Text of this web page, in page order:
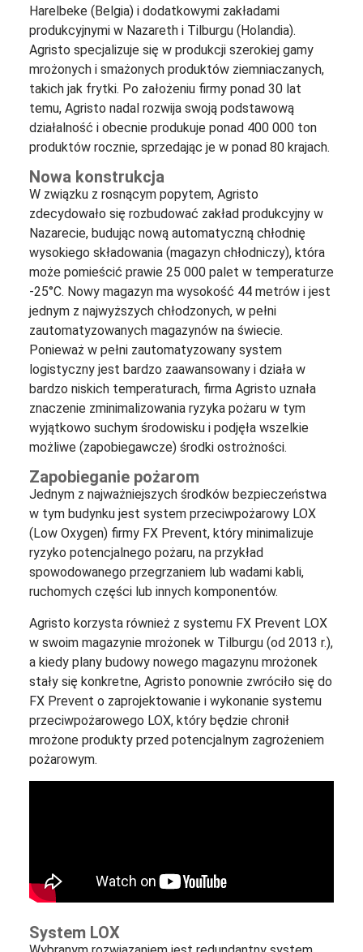
Harelbeke (Belgia) i dodatkowymi zakładami
produkcyjnymi w Nazareth i Tilburgu (Holandia).
Agristo specjalizuje się w produkcji szerokiej gamy
mrożonych i smażonych produktów ziemniaczanych,
takich jak frytki. Po założeniu firmy ponad 30 lat
temu, Agristo nadal rozwija swoją podstawową
działalność i obecnie produkuje ponad 400 000 ton
produktów rocznie, sprzedając je w ponad 80 krajach.
Nowa konstrukcja
W związku z rosnącym popytem, Agristo
zdecydowało się rozbudować zakład produkcyjny w
Nazarecie, budując nową automatyczną chłodnię
wysokiego składowania (magazyn chłodniczy), która
może pomieścić prawie 25 000 palet w temperaturze
-25°C. Nowy magazyn ma wysokość 44 metrów i jest
jednym z najwyższych chłodzonych, w pełni
zautomatyzowanych magazynów na świecie.
Ponieważ w pełni zautomatyzowany system
logistyczny jest bardzo zaawansowany i działa w
bardzo niskich temperaturach, firma Agristo uznała
znaczenie zminimalizowania ryzyka pożaru w tym
wyjątkowo suchym środowisku i podjęła wszelkie
możliwe (zapobiegawcze) środki ostrożności.
Zapobieganie pożarom
Jednym z najważniejszych środków bezpieczeństwa
w tym budynku jest system przeciwpożarowy LOX
(Low Oxygen) firmy FX Prevent, który minimalizuje
ryzyko potencjalnego pożaru, na przykład
spowodowanego przegrzaniem lub wadami kabli,
ruchomych części lub innych komponentów.
Agristo korzysta również z systemu FX Prevent LOX
w swoim magazynie mrożonek w Tilburgu (od 2013 r.),
a kiedy plany budowy nowego magazynu mrożonek
stały się konkretne, Agristo ponownie zwróciło się do
FX Prevent o zaprojektowanie i wykonanie systemu
przeciwpożarowego LOX, który będzie chronił
mrożone produkty przed potencjalnym zagrożeniem
pożarowym.
System LOX